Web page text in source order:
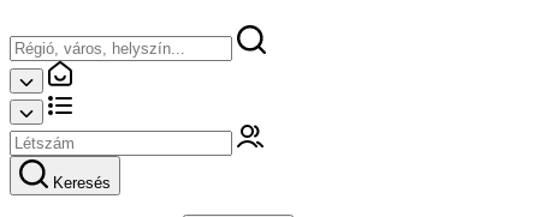
Keresés